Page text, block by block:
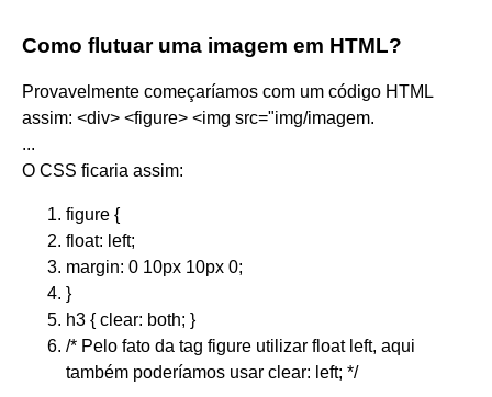
Como flutuar uma imagem em HTML?
Provavelmente começaríamos com um código HTML
assim: <div> <figure> <img src="img/imagem.
...
O CSS ficaria assim:
figure {
float: left;
margin: 0 10px 10px 0;
}
h3 { clear: both; }
/* Pelo fato da tag figure utilizar float left, aqui
também poderíamos usar clear: left; */